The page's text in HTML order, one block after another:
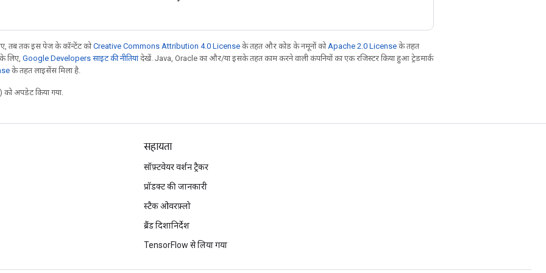
तब तक इस पेज के कॉन्टेंट कोCreative Commons Attribution 4.0 License के तहत और कोड के नमूनों को Apache 2.0 License के तहत
लिए, Google Developers साइट की नीतियांदेखें. Java, Oracle का और/या इसके तहत काम करने वाली कंपनियों का एक रजिस्टर किया हुआ ट्रेडमार्क
के तहत लाइसेंस मिला है.
अपडेट किया गया.
सहायता
सॉफ़्टवेयर वर्शन ट्रैकर
प्रॉडक्ट की जानकारी
स्टैक ओवरफ़्लो
ब्रैंड दिशानिर्देश
TensorFlow से लिया गया